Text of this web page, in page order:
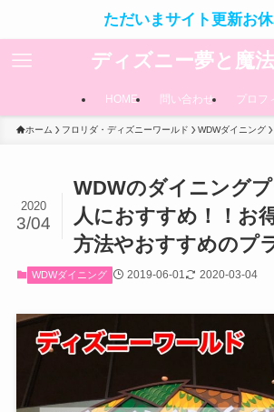
ただいまサイト更新お
ディズニー夢と魔
HOME 問い合わせ プロフ
ホーム フロリダ・ディズニーワールド WDWダイニング
WDWのダイニング
人におすすめ！！お
方法やおすすめのプ
2020
3/04
WDWダイニング 2019-06-01 2020-03-04